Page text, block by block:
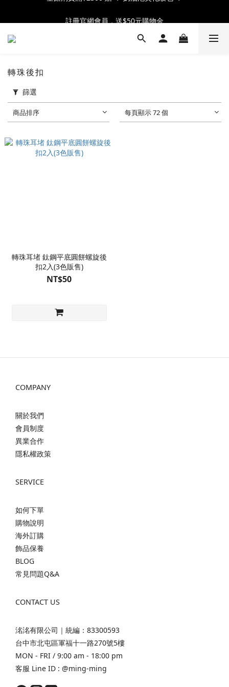
註冊官網會員，送$50元購物金
全館消費滿$2300 贈 ♡ 奶油泡芙化妝包 ♡
轉珠後扣
篩選
商品排序 每頁顯示 72 個
轉珠耳堵 鈦鋼平底圓餅螺旋後
扣2入(3色販售)
NT$50
COMPANY
關於我們
會員制度
異業合作
隱私權政策
SERVICE
如何下單
購物說明
海外訂購
飾品保養
BLOG
常見問題Q&A
CONTACT US
洺洺有限公司｜統編：83300593
台中市北屯區軍福十一路270號5樓
MON - FRI / 9:00 am - 18:00 pm
客服 Line ID : @ming-ming